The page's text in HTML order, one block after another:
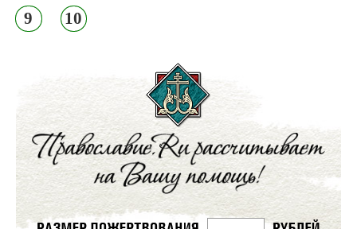
9 10